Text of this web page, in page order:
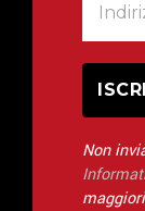
Non